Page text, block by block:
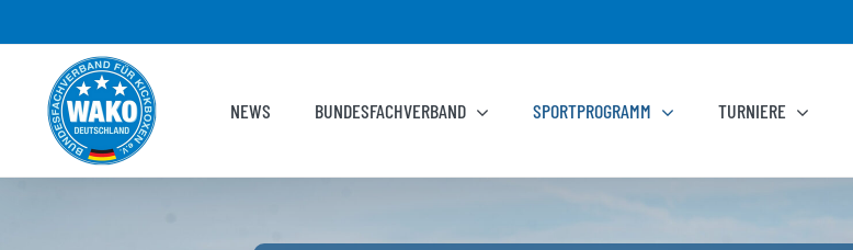
springen
NEWS BUNDESFACHVERBAND SPORTPROGRAMM TURNIERE